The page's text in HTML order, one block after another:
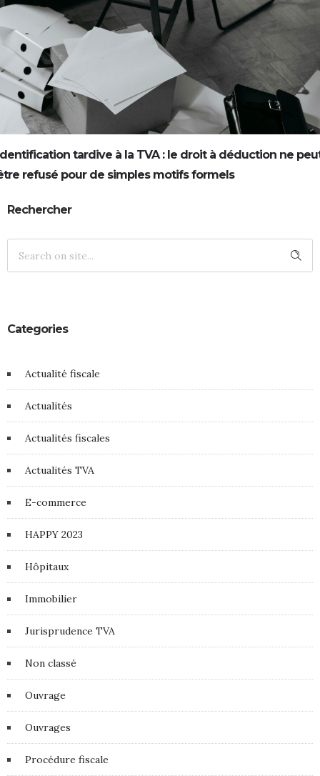
tardive à la TVA : le droit à déduction ne
refusé pour de simples motifs formels
Rechercher
Categories
Actualité fiscale
Actualités
Actualités fiscales
Actualités TVA
E-commerce
HAPPY 2023
Hôpitaux
Immobilier
Jurisprudence TVA
Non classé
Ouvrage
Ouvrages
Procédure fiscale